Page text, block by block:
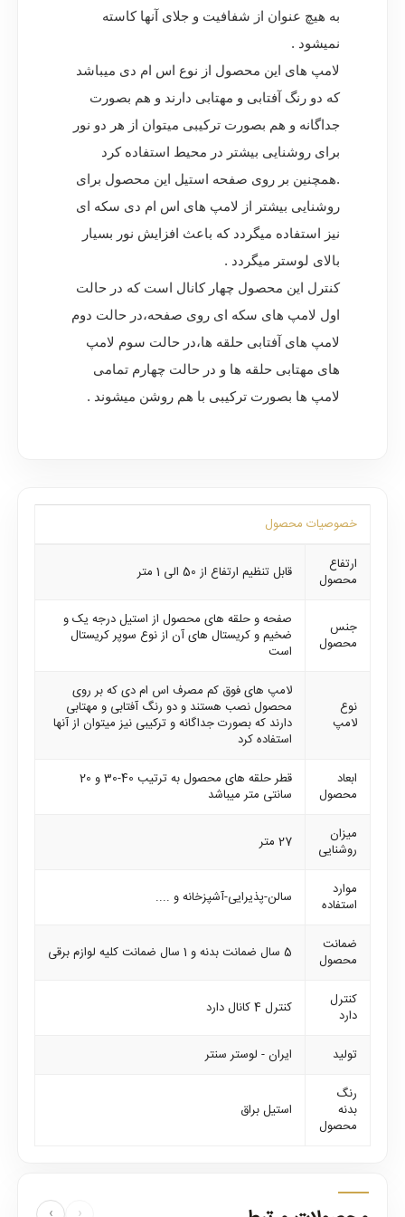
به هیچ عنوان از شفافیت و جلای آنها کاسته
نمیشود .
لامپ های این محصول از نوع اس ام دی میباشد
که دو رنگ آفتابی و مهتابی دارند و هم بصورت
جداگانه و هم بصورت ترکیبی میتوان از هر دو نور
برای روشنایی بیشتر در محیط استفاده کرد
.همچنین بر روی صفحه استیل این محصول برای
روشنایی بیشتر از لامپ های اس ام دی سکه ای
نیز استفاده میگردد که باعث افزایش نور بسیار
بالای لوستر میگردد .
کنترل این محصول چهار کانال است که در حالت
اول لامپ های سکه ای روی صفحه،در حالت دوم
لامپ های آفتابی حلقه ها،در حالت سوم لامپ
های مهتابی حلقه ها و در حالت چهارم تمامی
لامپ ها بصورت ترکیبی با هم روشن میشوند .
خصوصیات محصول
ارتفاع
محصول
قابل تنظیم ارتفاع از 50 الی 1 متر
جنس
محصول
صفحه و حلقه های محصول از استیل درجه یک و
ضخیم و کریستال های آن از نوع سوپر کریستال
است
نوع
لامپ
لامپ های فوق کم مصرف اس ام دی که بر روی
محصول نصب هستند و دو رنگ آفتابی و مهتابی
دارند که بصورت جداگانه و ترکیبی نیز میتوان از آنها
استفاده کرد
ابعاد
محصول
قطر حلقه های محصول به ترتیب 40-30 و 20
سانتی متر میباشد
میزان
روشنایی
27 متر
موارد
استفاده
سالن-پذیرایی-آشپزخانه و ....
ضمانت
محصول
5 سال ضمانت بدنه و 1 سال ضمانت کلیه لوازم برقی
کنترل
دارد
کنترل 4 کانال دارد
تولید
ایران - لوستر سنتر
رنگ
بدنه
محصول
استیل براق